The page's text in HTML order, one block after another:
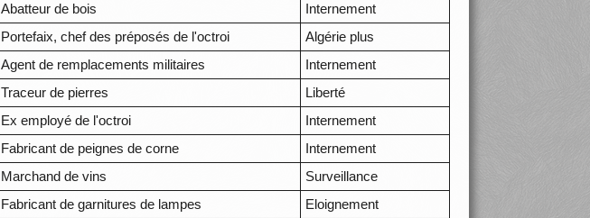
Abatteur de bois
Internement
Portefaix, chef des préposés de l'octroi
Algérie plus
Agent de remplacements militaires
Internement
Traceur de pierres
Liberté
Ex employé de l'octroi
Internement
Fabricant de peignes de corne
Internement
Marchand de vins
Surveillance
Fabricant de garnitures de lampes
Eloignement